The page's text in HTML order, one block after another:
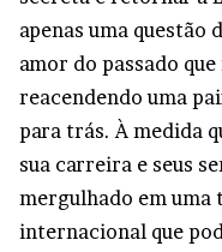
apenas uma questão
amor do passado
reacendendo uma
para trás. À medida
sua carreira e seus
mergulhado em uma
internacional que